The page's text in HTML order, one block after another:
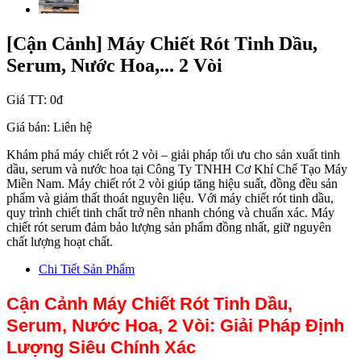
[Cận Cảnh] Máy Chiết Rót Tinh Dầu,
Serum, Nước Hoa,... 2 Vòi
Giá TT: 0đ
Giá bán: Liên hệ
Khám phá máy chiết rót 2 vòi – giải pháp tối ưu cho sản xuất tinh
dầu, serum và nước hoa tại Công Ty TNHH Cơ Khí Chế Tạo Máy
Miền Nam. Máy chiết rót 2 vòi giúp tăng hiệu suất, đồng đều sản
phẩm và giảm thất thoát nguyên liệu. Với máy chiết rót tinh dầu,
quy trình chiết tinh chất trở nên nhanh chóng và chuẩn xác. Máy
chiết rót serum đảm bảo lượng sản phẩm đồng nhất, giữ nguyên
chất lượng hoạt chất.
Chi Tiết Sản Phẩm
Cận Cảnh Máy Chiết Rót Tinh Dầu,
Serum, Nước Hoa, 2 Vòi: Giải Pháp Định
Lượng Siêu Chính Xác